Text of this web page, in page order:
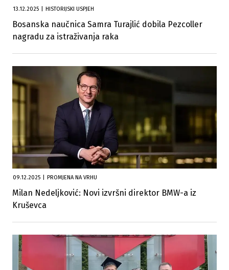
13.12.2025 HISTORIJSKI USPJEH
Bosanska naučnica Samra Turajlić dobila Pezcoller
nagradu za istraživanja raka
09.12.2025 PROMJENA NA VRHU
Milan Nedeljković: Novi izvršni direktor BMW-a iz
Kruševca